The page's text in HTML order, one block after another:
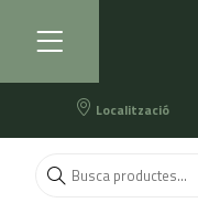
Localització